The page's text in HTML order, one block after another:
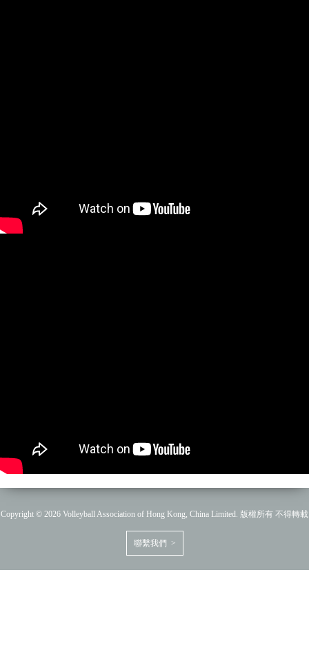
Copyright © 2026 Volleyball Association of Hong Kong, China Limited. 版權所有 不得轉載
聯繫我們 >